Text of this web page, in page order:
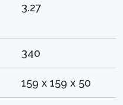
3.27
340
159 x 159 x 50